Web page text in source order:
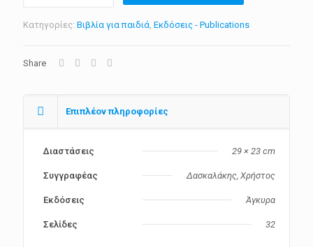
€20.00.είναι:
€17.00.
Κατηγορίες: Βιβλία για παιδιά, Εκδόσεις - Publications
Share
Επιπλέον πληροφορίες
Διαστάσεις 29 × 23 cm
Συγγραφέας Δασκαλάκης, Χρήστος
Eκδόσεις Άγκυρα
Σελίδες 32